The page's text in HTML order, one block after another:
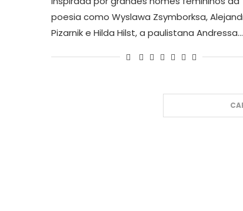
poesia como Wyslawa Zsymborksa,
Pizarnik e Hilda Hilst, a paulistana Andressa…